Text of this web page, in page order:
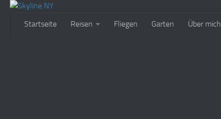
Startseite
Reisen Fliegen Garten Über mich